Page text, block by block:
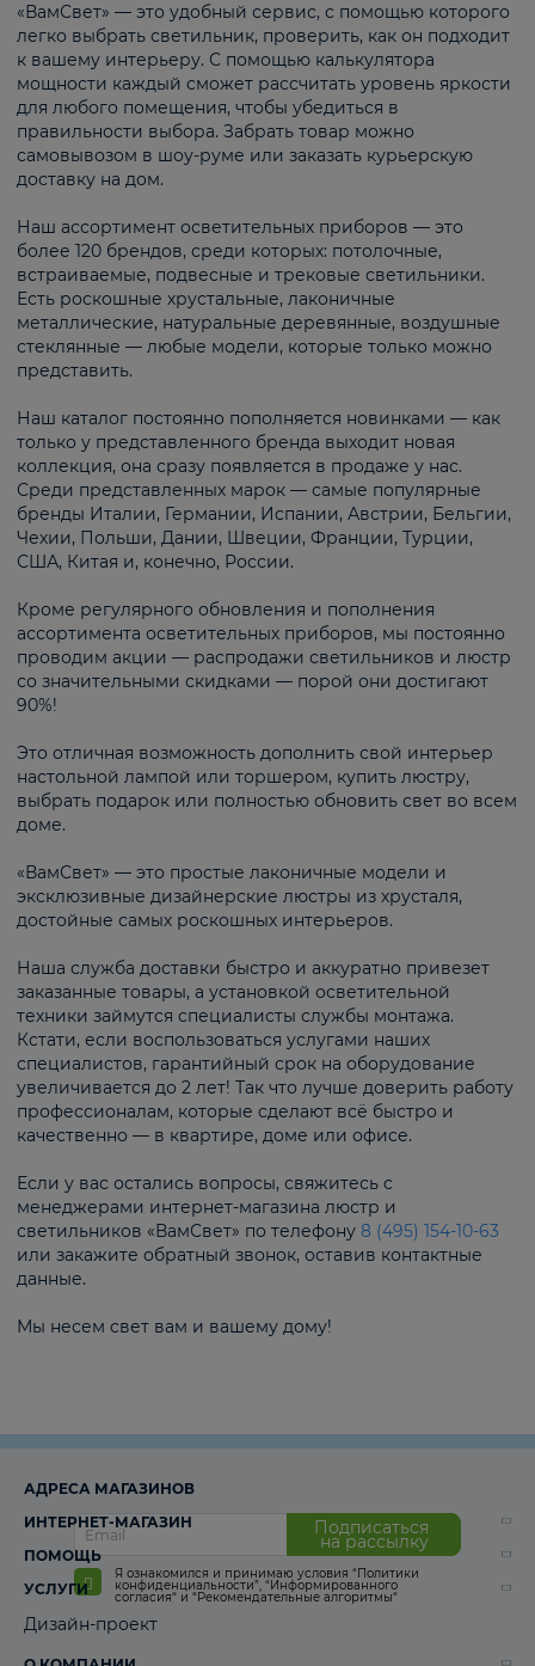
«ВамСвет» — это удобный сервис, с помощью которого
легко выбрать светильник, проверить, как он подходит
к вашему интерьеру. С помощью калькулятора
мощности каждый сможет рассчитать уровень яркости
для любого помещения, чтобы убедиться в
правильности выбора. Забрать товар можно
самовывозом в шоу-руме или заказать курьерскую
доставку на дом.
Наш ассортимент осветительных приборов — это
более 120 брендов, среди которых: потолочные,
встраиваемые, подвесные и трековые светильники.
Есть роскошные хрустальные, лаконичные
металлические, натуральные деревянные, воздушные
стеклянные — любые модели, которые только можно
представить.
Наш каталог постоянно пополняется новинками — как
только у представленного бренда выходит новая
коллекция, она сразу появляется в продаже у нас.
Среди представленных марок — самые популярные
бренды Италии, Германии, Испании, Австрии, Бельгии,
Чехии, Польши, Дании, Швеции, Франции, Турции,
США, Китая и, конечно, России.
Кроме регулярного обновления и пополнения
ассортимента осветительных приборов, мы постоянно
проводим акции — распродажи светильников и люстр
со значительными скидками — порой они достигают
90%!
Это отличная возможность дополнить свой интерьер
настольной лампой или торшером, купить люстру,
выбрать подарок или полностью обновить свет во всем
доме.
«ВамСвет» — это простые лаконичные модели и
эксклюзивные дизайнерские люстры из хрусталя,
достойные самых роскошных интерьеров.
Наша служба доставки быстро и аккуратно привезет
заказанные товары, а установкой осветительной
техники займутся специалисты службы монтажа.
Кстати, если воспользоваться услугами наших
специалистов, гарантийный срок на оборудование
увеличивается до 2 лет! Так что лучше доверить работу
профессионалам, которые сделают всё быстро и
качественно — в квартире, доме или офисе.
Если у вас остались вопросы, свяжитесь с
менеджерами интернет-магазина люстр и
светильников «ВамСвет» по телефону 8 (495) 154-10-63
или закажите обратный звонок, оставив контактные
данные.
Мы несем свет вам и вашему дому!
Подписаться
на рассылку
Я ознакомился и принимаю условия “Политики
конфиденциальности”, “Информированного
согласия“ и “Рекомендательные алгоритмы“
АДРЕСА МАГАЗИНОВ
ИНТЕРНЕТ-МАГАЗИН
ПОМОЩЬ
УСЛУГИ
Дизайн-проект